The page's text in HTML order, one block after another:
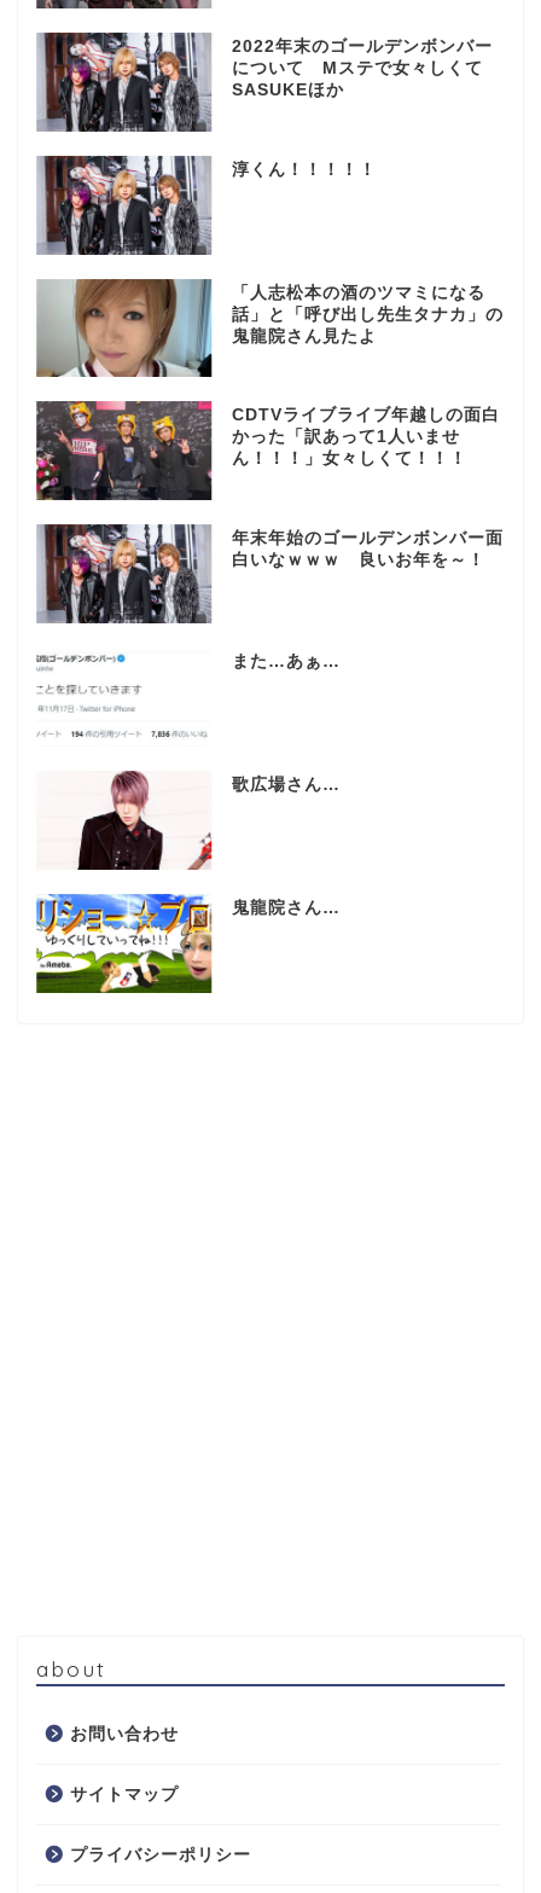
2022年末のゴールデンボンバー
について Mステで女々しくて
SASUKEほか
淳くん！！！！！
「人志松本の酒のツマミになる
話」と「呼び出し先生タナカ」の
鬼龍院さん見たよ
CDTVライブライブ年越しの面白
かった「訳あって1人いませ
ん！！！」女々しくて！！！
年末年始のゴールデンボンバー面
白いなｗｗｗ 良いお年を～！
また…あぁ…
歌広場さん…
鬼龍院さん…
about
お問い合わせ
サイトマップ
プライバシーポリシー